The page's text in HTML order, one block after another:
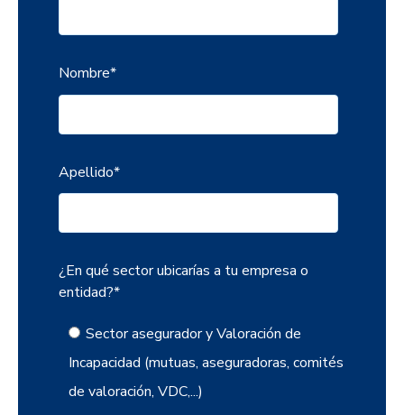
Nombre*
Apellido*
¿En qué sector ubicarías a tu empresa o
entidad?*
Sector asegurador y Valoración de
Incapacidad (mutuas, aseguradoras, comités
de valoración, VDC,...)